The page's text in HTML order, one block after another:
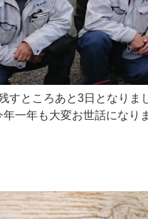
すところあと3日となりま
一年も大変お世話になり